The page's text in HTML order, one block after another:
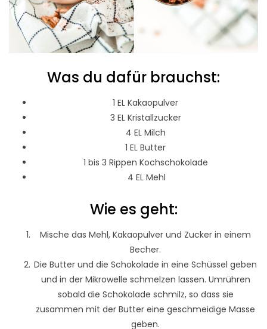
Was du dafür brauchst:
1 EL Kakaopulver
3 EL Kristallzucker
4 EL Milch
1 EL Butter
1 bis 3 Rippen Kochschokolade
4 EL Mehl
Wie es geht:
Mische das Mehl, Kakaopulver und Zucker in einem
Becher.
Die Butter und die Schokolade in eine Schüssel geben
und in der Mikrowelle schmelzen lassen. Umrühren
sobald die Schokolade schmilz, so dass sie
zusammen mit der Butter eine geschmeidige Masse
geben.